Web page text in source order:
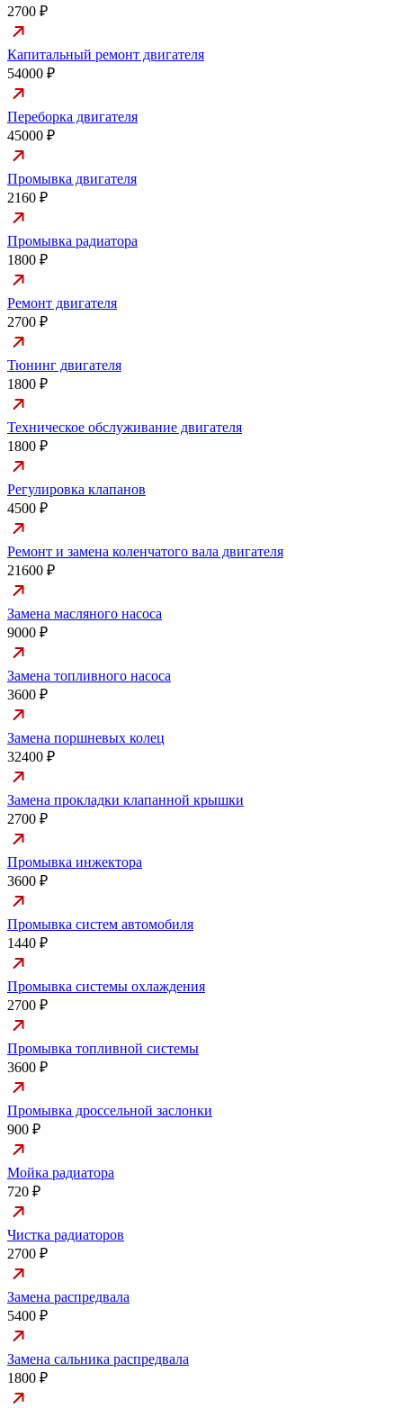
2700 ₽
Капитальный ремонт двигателя
54000 ₽
Переборка двигателя
45000 ₽
Промывка двигателя
2160 ₽
Промывка радиатора
1800 ₽
Ремонт двигателя
2700 ₽
Тюнинг двигателя
1800 ₽
Техническое обслуживание двигателя
1800 ₽
Регулировка клапанов
4500 ₽
Ремонт и замена коленчатого вала двигателя
21600 ₽
Замена масляного насоса
9000 ₽
Замена топливного насоса
3600 ₽
Замена поршневых колец
32400 ₽
Замена прокладки клапанной крышки
2700 ₽
Промывка инжектора
3600 ₽
Промывка систем автомобиля
1440 ₽
Промывка системы охлаждения
2700 ₽
Промывка топливной системы
3600 ₽
Промывка дроссельной заслонки
900 ₽
Мойка радиатора
720 ₽
Чистка радиаторов
2700 ₽
Замена распредвала
5400 ₽
Замена сальника распредвала
1800 ₽